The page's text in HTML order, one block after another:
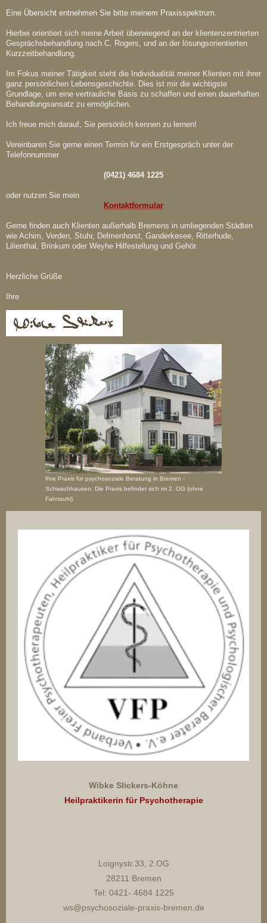
Eine Übersicht entnehmen Sie bitte meinem Praxisspektrum.
Hierbei orientiert sich meine Arbeit überwiegend an der klientenzentrierten
Gesprächsbehandlung nach C. Rogers, und an der lösungsorientierten
Kurzzeitbehandlung.
Im Fokus meiner Tätigkeit steht die Individualität meiner Klienten mit ihrer
ganz persönlichen Lebensgeschichte. Dies ist mir die wichtigste
Grundlage, um eine vertrauliche Basis zu schaffen und einen dauerhaften
Behandlungsansatz zu ermöglichen.
Ich freue mich darauf, Sie persönlich kennen zu lernen!
Vereinbaren Sie gerne einen Termin für ein Erstgespräch unter der
Telefonnummer
(0421) 4684 1225
oder nutzen Sie mein
Kontaktformular
Gerne finden auch Klienten außerhalb Bremens in umliegenden Städten
wie Achim, Verden, Stuhr, Delmenhorst, Ganderkesee, Ritterhude,
Lilienthal, Brinkum oder Weyhe Hilfestellung und Gehör.
Herzliche Grüße
Ihre
Ihre Praxis für psychosoziale Beratung in Bremen -
Schwachhausen. Die Praxis befindet sich im 2. OG (ohne
Fahrstuhl).
Wibke Slickers-Köhne
Heilpraktikerin für Psychotherapie
Loignystr.33, 2.OG
28211 Bremen
Tel: 0421- 4684 1225
ws@psychosoziale-praxis-bremen.de